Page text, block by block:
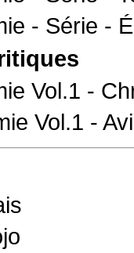
- Série -
Vol.1 -
Vol.1 -